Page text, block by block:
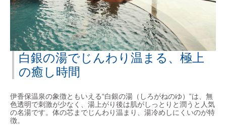
白銀の湯でじんわり温まる、極上
の癒し時間
伊香保温泉の象徴ともいえる“白銀の湯（しろがねのゆ）”は、無
色透明で刺激が少なく、湯上がり後は肌がしっとりと潤うと人気
の名湯です。体の芯までじんわり温まり、湯冷めしにくいのが特
徴。